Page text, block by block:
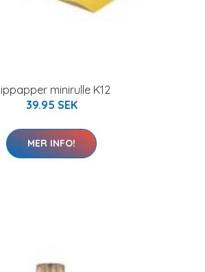
minirulle K12
39.95 SEK
MER INFO!